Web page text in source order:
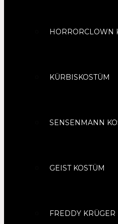
HORRORCLOWN
KÜRBISKOSTÜM
SENSENMANN
GEIST KOSTÜM
FREDDY KRÜGER